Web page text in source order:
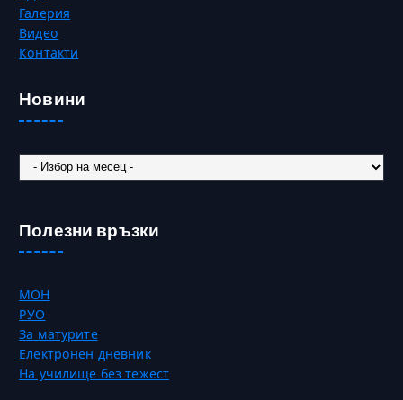
Галерия
Видео
Контакти
Новини
Новини
Полезни връзки
МОН
РУО
За матурите
Електронен дневник
На училище без тежест